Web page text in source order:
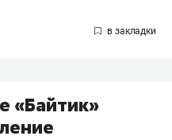
«Байтик»